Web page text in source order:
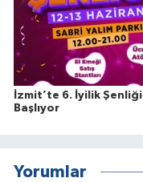
İzmit’te 6. İyilik Şenliği
Başlıyor
Yorumlar